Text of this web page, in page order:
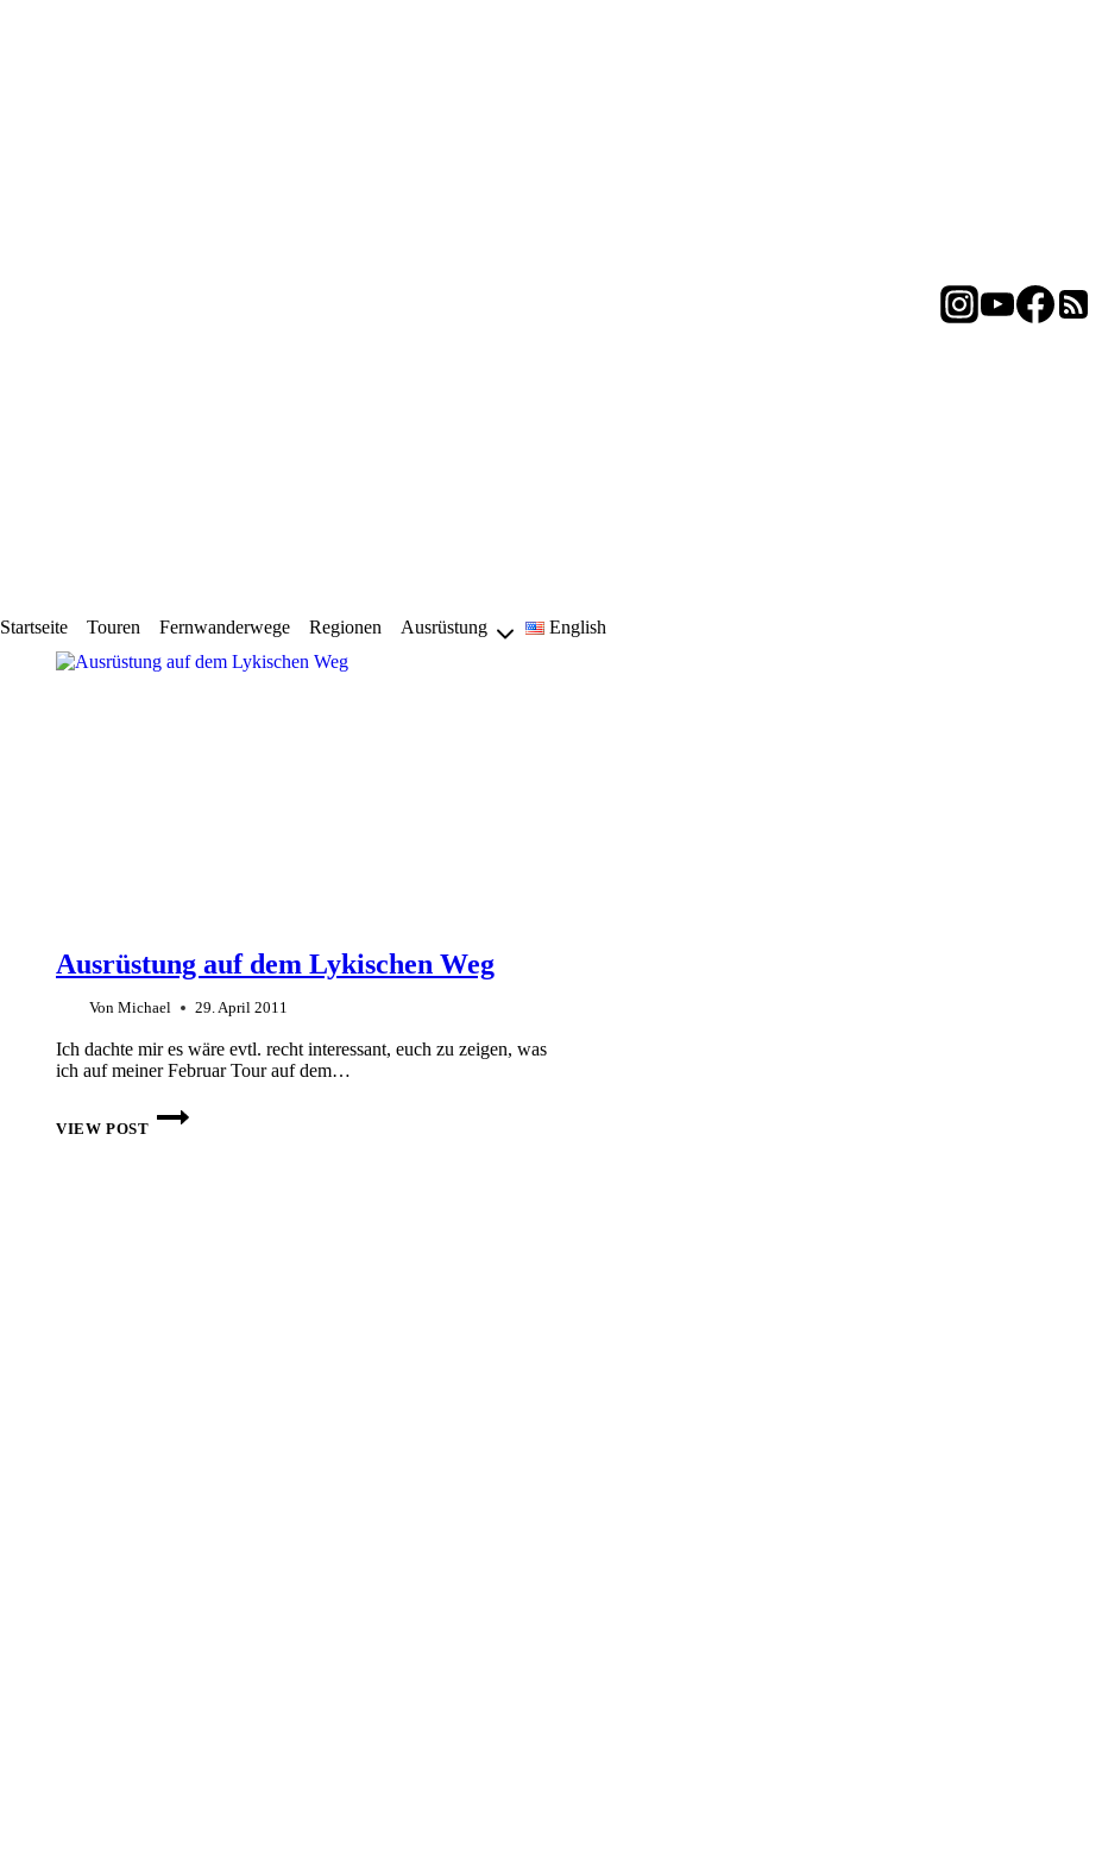
Startseite Touren Fernwanderwege Regionen Ausrüstung English
Ausrüstung auf dem Lykischen Weg
Von Michael 29. April 2011
Ich dachte mir es wäre evtl. recht interessant, euch zu zeigen, was
ich auf meiner Februar Tour auf dem…
VIEW POST
AUSRÜSTUNG
AUF